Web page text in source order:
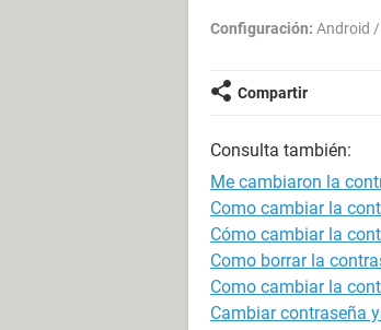
Configuración: Android
Compartir
Consulta también:
Me cambiaron la
Como cambiar la
Cómo cambiar la
Como borrar la
Como cambiar la
Cambiar contraseña